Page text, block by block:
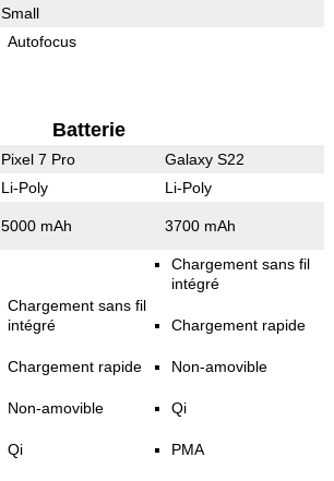
Small
Autofocus
Batterie
Pixel 7 Pro Galaxy S22
Li-Poly Li-Poly
5000 mAh 3700 mAh
Chargement sans fil
intégré
Chargement rapide
Non-amovible
Qi
Chargement sans fil
intégré
Chargement rapide
Non-amovible
Qi
PMA